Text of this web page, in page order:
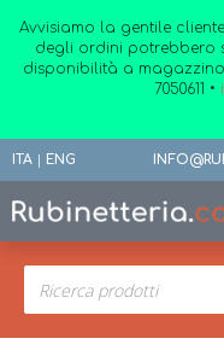
Avvisiamo la gentile
degli ordini potrebbero
disponibilità a
7050611 •
ITA | ENG